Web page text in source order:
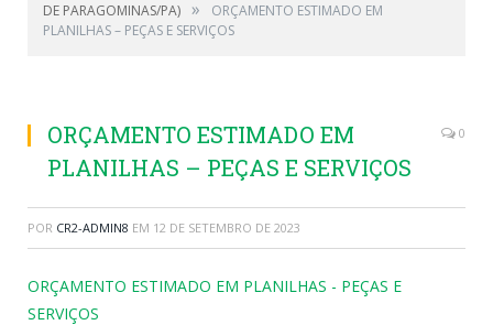
DE PARAGOMINAS/PA) »
ORÇAMENTO ESTIMADO EM
PLANILHAS – PEÇAS E SERVIÇOS
ORÇAMENTO ESTIMADO EM
PLANILHAS – PEÇAS E SERVIÇOS
0
POR CR2-ADMIN8 EM 12 DE SETEMBRO DE 2023
ORÇAMENTO ESTIMADO EM PLANILHAS - PEÇAS E
SERVIÇOS